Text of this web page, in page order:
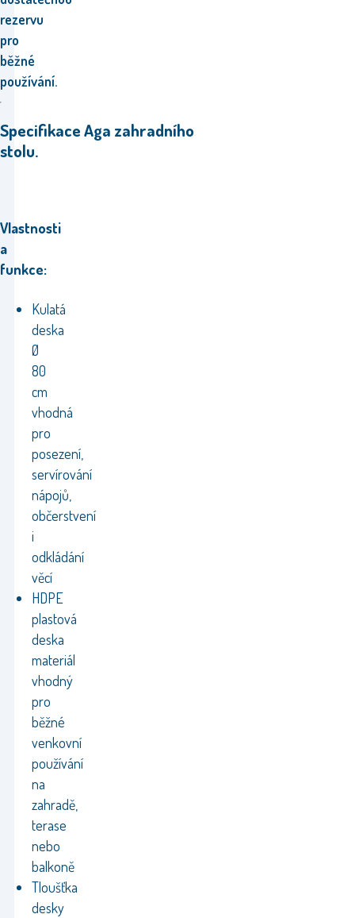
rezervu
pro
běžné
používání.
Specifikace Aga zahradního
stolu.
Vlastnosti
a
funkce:
Kulatá
deska
Ø
80
cm
vhodná
pro
posezení,
servírování
nápojů,
občerstvení
i
odkládání
věcí
HDPE
plastová
deska
materiál
vhodný
pro
běžné
venkovní
používání
na
zahradě,
terase
nebo
balkoně
Tloušťka
desky